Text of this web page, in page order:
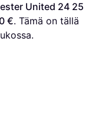
United 24 25
€. Tämä on tällä